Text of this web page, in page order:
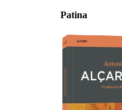
Patina